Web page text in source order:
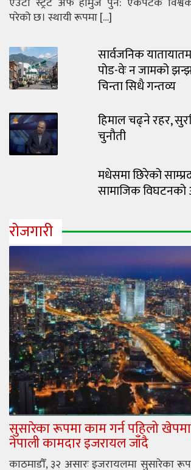
परेको छ। स्थायी रूपमा […]
सार्वजनिक
पोड-वेः न जामको
चिन्ता सिधै गन्तव्य
हिमाल चढ्ने रहर,
चुनौती
मधेसमा छिरेको
सामाजिक विघटनको
रोजगारी
सुसारेका रूपमा काम गर्न पहिलो
नेपाली कामदार इजरायल जाँदै
काठमाडौँ, ३२ असारः इजरायलमा सुसारेका